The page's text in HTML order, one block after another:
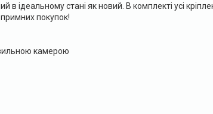
в ідеальному стані як новий. В комплекті усі
покупок!
камерою